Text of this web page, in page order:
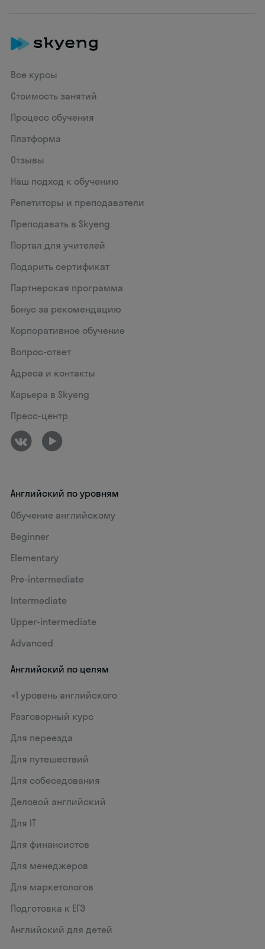
Все курсы
Стоимость занятий
Процесс обучения
Платформа
Отзывы
Наш подход к обучению
Репетиторы и преподаватели
Преподавать в Skyeng
Портал для учителей
Подарить сертификат
Партнерская программа
Бонус за рекомендацию
Корпоративное обучение
Вопрос-ответ
Адреса и контакты
Карьера в Skyeng
Пресс-центр
Английский по уровням
Обучение английскому
Beginner
Elementary
Pre-intermediate
Intermediate
Upper-intermediate
Advanced
Английский по целям
+1 уровень английского
Разговорный курс
Для переезда
Для путешествий
Для собеседования
Деловой английский
Для IT
Для финансистов
Для менеджеров
Для маркетологов
Подготовка к ЕГЭ
Английский для детей